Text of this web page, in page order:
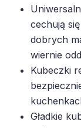
cechują
dobrych
wiernie
Kubeczki
Gładkie